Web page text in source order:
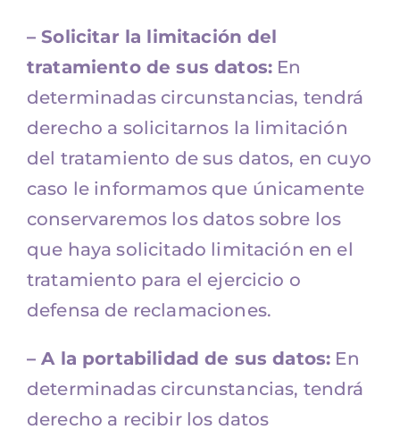
– Solicitar la limitación del
tratamiento de sus datos: En
determinadas circunstancias, tendrá
derecho a solicitarnos la limitación
del tratamiento de sus datos, en cuyo
caso le informamos que únicamente
conservaremos los datos sobre los
que haya solicitado limitación en el
tratamiento para el ejercicio o
defensa de reclamaciones.
– A la portabilidad de sus datos: En
determinadas circunstancias, tendrá
derecho a recibir los datos